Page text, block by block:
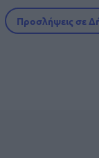
Προσλήψεις σε